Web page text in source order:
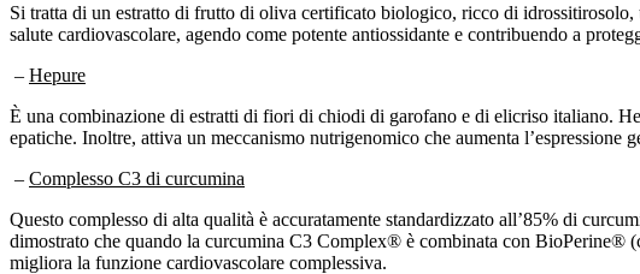
Si tratta di un estratto di frutto di oliva certificato biologico, ricco di
salute cardiovascolare, agendo come potente antiossidante e contribuendo a
– Hepure
È una combinazione di estratti di fiori di chiodi di garofano e di elicriso italiano.
epatiche. Inoltre, attiva un meccanismo nutrigenomico che aumenta
– Complesso C3 di curcumina
Questo complesso di alta qualità è accuratamente standardizzato all’85% di
dimostrato che quando la curcumina C3 Complex® è combinata con
migliora la funzione cardiovascolare complessiva.